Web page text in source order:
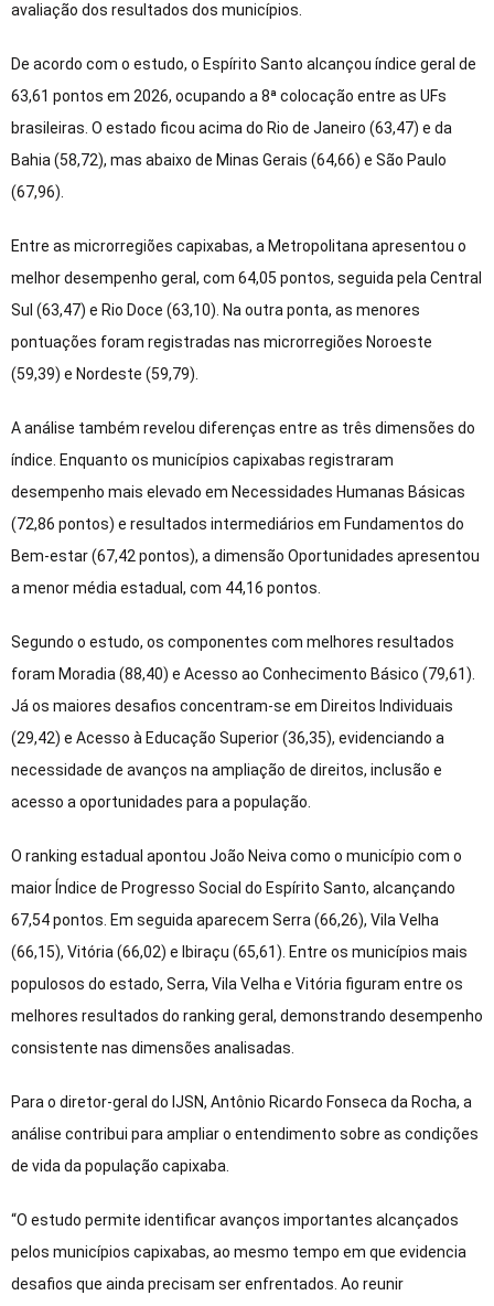
avaliação dos resultados dos municípios.
De acordo com o estudo, o Espírito Santo alcançou índice geral de
63,61 pontos em 2026, ocupando a 8ª colocação entre as UFs
brasileiras. O estado ficou acima do Rio de Janeiro (63,47) e da
Bahia (58,72), mas abaixo de Minas Gerais (64,66) e São Paulo
(67,96).
Entre as microrregiões capixabas, a Metropolitana apresentou o
melhor desempenho geral, com 64,05 pontos, seguida pela Central
Sul (63,47) e Rio Doce (63,10). Na outra ponta, as menores
pontuações foram registradas nas microrregiões Noroeste
(59,39) e Nordeste (59,79).
A análise também revelou diferenças entre as três dimensões do
índice. Enquanto os municípios capixabas registraram
desempenho mais elevado em Necessidades Humanas Básicas
(72,86 pontos) e resultados intermediários em Fundamentos do
Bem-estar (67,42 pontos), a dimensão Oportunidades apresentou
a menor média estadual, com 44,16 pontos.
Segundo o estudo, os componentes com melhores resultados
foram Moradia (88,40) e Acesso ao Conhecimento Básico (79,61).
Já os maiores desafios concentram-se em Direitos Individuais
(29,42) e Acesso à Educação Superior (36,35), evidenciando a
necessidade de avanços na ampliação de direitos, inclusão e
acesso a oportunidades para a população.
O ranking estadual apontou João Neiva como o município com o
maior Índice de Progresso Social do Espírito Santo, alcançando
67,54 pontos. Em seguida aparecem Serra (66,26), Vila Velha
(66,15), Vitória (66,02) e Ibiraçu (65,61). Entre os municípios mais
populosos do estado, Serra, Vila Velha e Vitória figuram entre os
melhores resultados do ranking geral, demonstrando desempenho
consistente nas dimensões analisadas.
Para o diretor-geral do IJSN, Antônio Ricardo Fonseca da Rocha, a
análise contribui para ampliar o entendimento sobre as condições
de vida da população capixaba.
“O estudo permite identificar avanços importantes alcançados
pelos municípios capixabas, ao mesmo tempo em que evidencia
desafios que ainda precisam ser enfrentados. Ao reunir